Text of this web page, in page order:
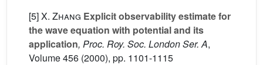
[5]X. Zhang Explicit observability estimate for
the wave equation with potential and its
application, Proc. Roy. Soc. London Ser. A,
Volume 456 (2000), pp. 1101-1115